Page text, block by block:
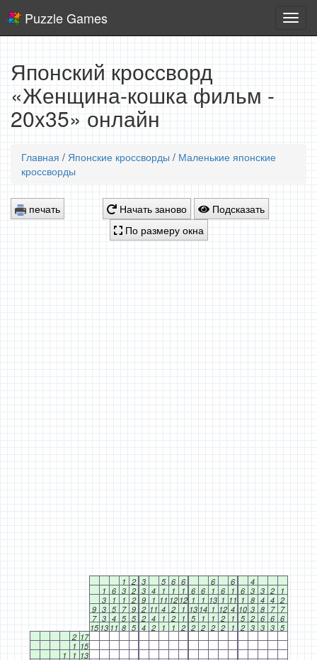
игры
Puzzle Games
Японский кроссворд
«Женщина-кошка фильм -
20x35» онлайн
Главная / Японские кроссворды / Маленькие японские
кроссворды
печать Начать заново
Подсказать
По размеру окна
1 2 3 5 6 6 6 6
4
1 6 3 2 3 4 1 1 1 6 6 1 6 1 6 3 3 2
1
3
1 1 2 9 1 11 12 12 1 1 13 1 11 1 8 4 4 2
9 3 5 7 9 2 11 4 2 1 13 14 1 12 4 10 3 8 7 7
7 3 4 5 5 2 4 1 2 1 5 1 1 2 1 5 2 6 6 6
15 13 11 8 5 4 2 1 1 2 2 2 2 2 1 2 3 3 3 5
2 17
1 15
1
1 13